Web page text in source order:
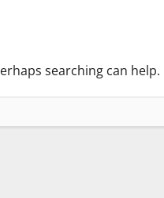
searching can help.